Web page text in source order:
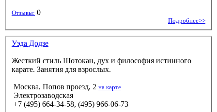
Отзывы: 0
Подробнее>>
Уэда Додзе
Жесткий стиль Шотокан, дух и философия истинного
карате. Занятия для взрослых.
Москва, Попов проезд, 2 на карте
Электрозаводская
+7 (495) 664-34-58, (495) 966-06-73